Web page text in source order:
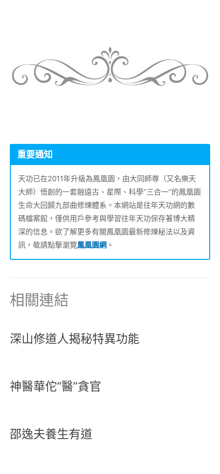
重要通知
天功已在2011年升級為鳳凰園，由大同師尊（又名樂天
大師）悟創的一套融遠古、星際、科學“三合一”的鳳凰園
生命大回歸九部曲修煉體系。本網站是往年天功網的數
碼檔案館，僅供用戶參考與學習往年天功保存著博大精
深的信息。欲了解更多有關鳳凰園最新修煉秘法以及資
訊，敬請點擊瀏覽鳳凰園網 。
相關連結
深山修道人揭秘特異功能
神醫華佗“醫”貪官
邵逸夫養生有道